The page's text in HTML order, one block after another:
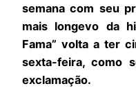
semana com seu
mais longevo da
Fama” volta a ter
sexta-feira, como
exclamação.